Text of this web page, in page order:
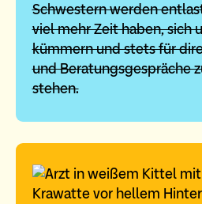
Schwestern werden
viel mehr Zeit haben, sich
kümmern und stets für
und Beratungsgespräche
stehen.